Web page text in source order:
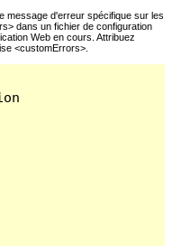
message d'erreur spécifique sur les
dans un fichier de configuration
Web en cours. Attribuez
<customErrors>.